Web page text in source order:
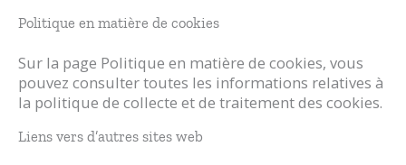
Politique en matière de cookies
Sur la page Politique en matière de cookies, vous
pouvez consulter toutes les informations relatives à
la politique de collecte et de traitement des cookies.
Liens vers d’autres sites web